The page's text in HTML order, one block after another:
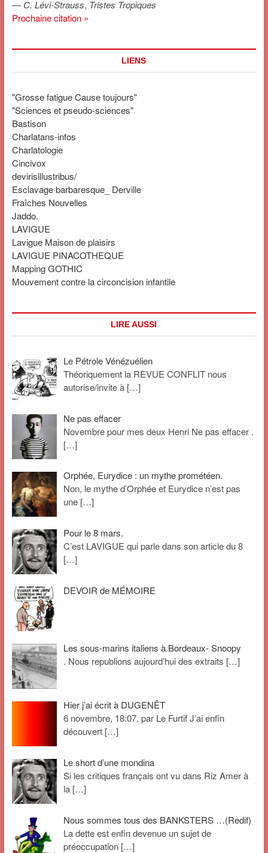
— C. Lévi-Strauss, Tristes Tropiques
Prochaine citation »
LIENS
"Grosse fatigue Cause toujours"
"Sciences et pseudo-sciences"
Bastison
Charlatans-infos
Charlatologie
Cincivox
devirisillustribus/
Esclavage barbaresque_ Derville
Fraîches Nouvelles
Jaddo.
LAVIGUE
Lavigue Maison de plaisirs
LAVIGUE PINACOTHEQUE
Mapping GOTHIC
Mouvement contre la circoncision infantile
LIRE AUSSI
Le Pétrole Vénézuélien
Théoriquement la REVUE CONFLIT nous
autorise/invite à […]
Ne pas effacer
Novembre pour mes deux Henri Ne pas effacer .
[…]
Orphée, Eurydice : un mythe prométéen.
Non, le mythe d’Orphée et Eurydice n’est pas
une […]
Pour le 8 mars.
C’est LAVIGUE qui parle dans son article du 8
[…]
DEVOIR de MÉMOIRE
Les sous-marins italiens à Bordeaux- Snoopy
. Nous republions aujourd’hui des extraits […]
Hier j’ai écrit à DUGENÊT
6 novembre, 18:07, par Le Furtif J’ai enfin
découvert […]
Le short d’une mondina
Si les critiques français ont vu dans Riz Amer à
la […]
Nous sommes tous des BANKSTERS …(Redif)
La dette est enfin devenue un sujet de
préoccupation […]